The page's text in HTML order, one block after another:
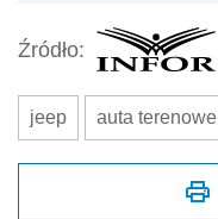
Źródło:
jeep auta terenowe